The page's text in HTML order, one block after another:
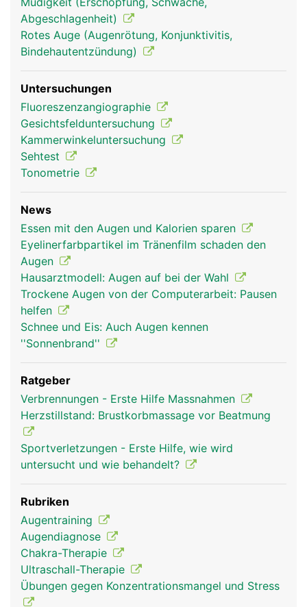
Abgeschlagenheit)
Rotes Auge (Augenrötung, Konjunktivitis,
Bindehautentzündung)
Untersuchungen
Fluoreszenzangiographie
Gesichtsfelduntersuchung
Kammerwinkeluntersuchung
Sehtest
Tonometrie
News
Essen mit den Augen und Kalorien sparen
Eyelinerfarbpartikel im Tränenfilm schaden den
Augen
Hausarztmodell: Augen auf bei der Wahl
Trockene Augen von der Computerarbeit: Pausen
helfen
Schnee und Eis: Auch Augen kennen
''Sonnenbrand''
Ratgeber
Verbrennungen - Erste Hilfe Massnahmen
Herzstillstand: Brustkorbmassage vor Beatmung
Sportverletzungen - Erste Hilfe, wie wird
untersucht und wie behandelt?
Rubriken
Augentraining
Augendiagnose
Chakra-Therapie
Ultraschall-Therapie
Übungen gegen Konzentrationsmangel und Stress